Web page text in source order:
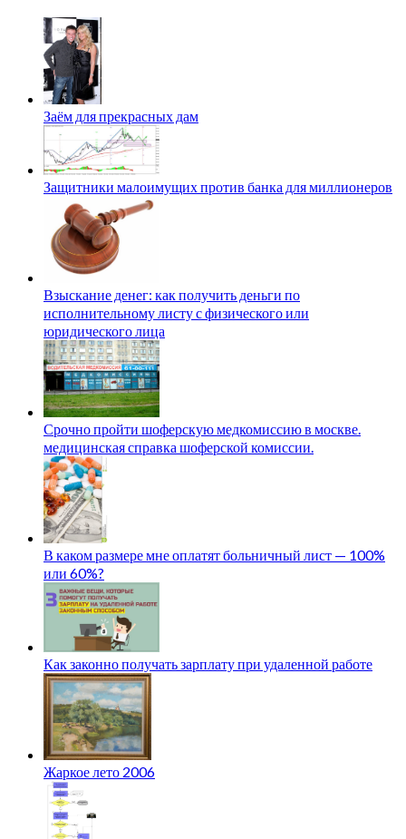
Заём для прекрасных дам
Защитники малоимущих против банка для миллионеров
Взыскание денег: как получить деньги по
исполнительному листу с физического или
юридического лица
Срочно пройти шоферскую медкомиссию в москве.
медицинская справка шоферской комиссии.
В каком размере мне оплатят больничный лист — 100%
или 60%?
Как законно получать зарплату при удаленной работе
Жаркое лето 2006